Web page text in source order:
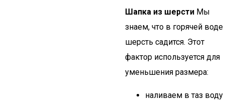
Шапка из шерсти Мы
знаем, что в горячей воде
шерсть садится. Этот
фактор используется для
уменьшения размера:
наливаем в таз воду